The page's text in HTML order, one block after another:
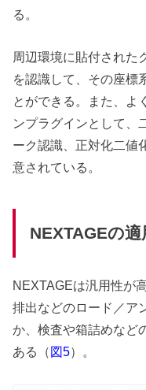
る。
周辺環境に貼付された
を認識して、その座標
とができる。また、よ
ンプラグインとして、
ーク認識、正対化二値
意されている。
NEXTAGEの適
NEXTAGEは汎用性が
排出などのロード／ア
か、検査や箱詰めなど
ある（ 図5）。